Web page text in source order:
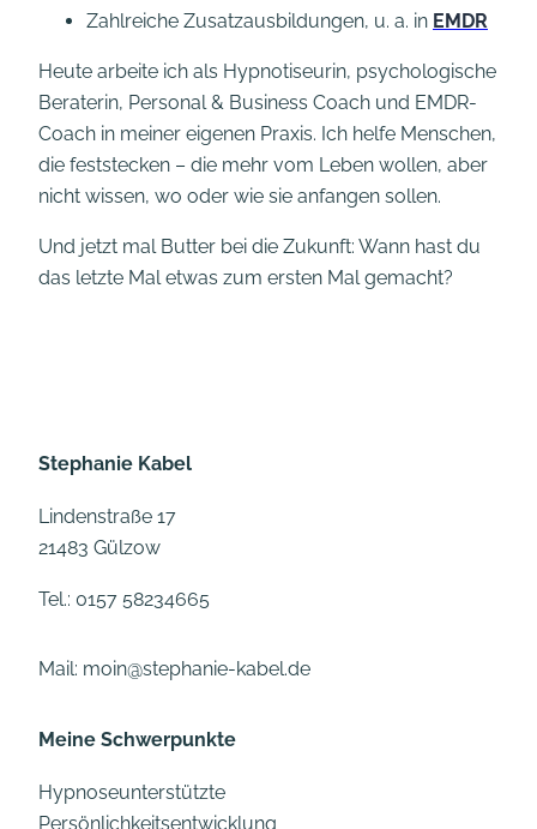
Zahlreiche Zusatzausbildungen, u. a. in EMDR
Heute arbeite ich als Hypnotiseurin, psychologische
Beraterin, Personal & Business Coach und EMDR-
Coach in meiner eigenen Praxis. Ich helfe Menschen,
die feststecken – die mehr vom Leben wollen, aber
nicht wissen, wo oder wie sie anfangen sollen.
Und jetzt mal Butter bei die Zukunft: Wann hast du
das letzte Mal etwas zum ersten Mal gemacht?
Stephanie Kabel
Lindenstraße 17
21483 Gülzow
Tel.: 0157 58234665
Mail: moin@stephanie-kabel.de
Meine Schwerpunkte
Hypnoseunterstützte
Persönlichkeitsentwicklung